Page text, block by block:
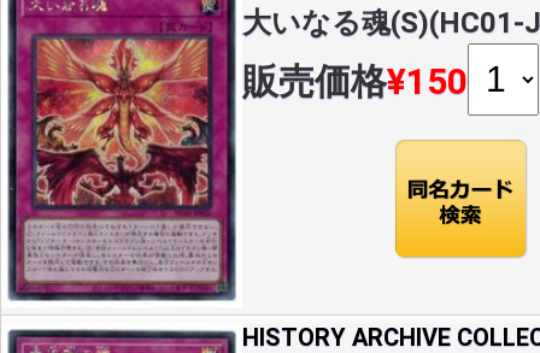
大いなる魂(S)(HC01-
販売価格¥150
HISTORY ARCHIVE